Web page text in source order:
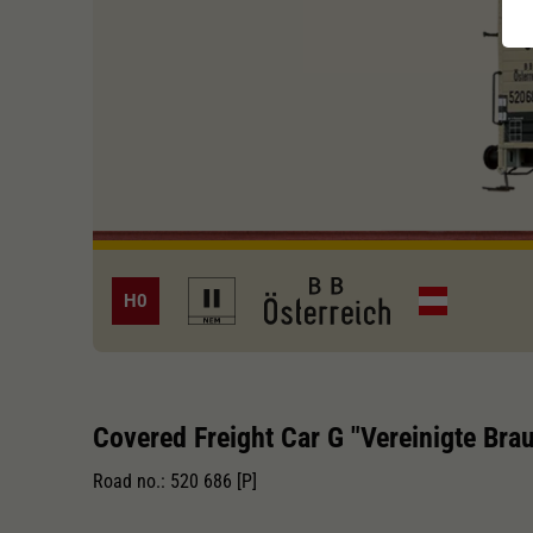
H0
Covered Freight Car G "Vereinigte
Road no.: 520 686 [P]